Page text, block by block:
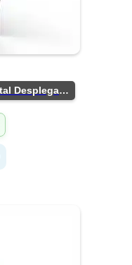
Parrilla De Hierro Con Metal Desplegado